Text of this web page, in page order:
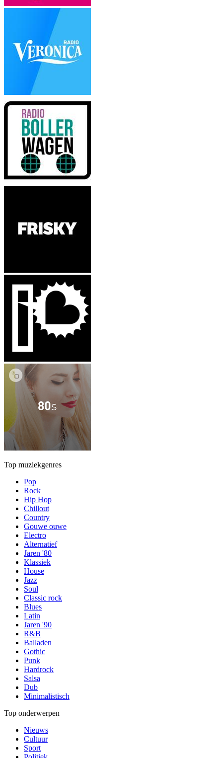
Top muziekgenres
Pop
Rock
Hip Hop
Chillout
Country
Gouwe ouwe
Electro
Alternatief
Jaren '80
Klassiek
House
Jazz
Soul
Classic rock
Blues
Latin
Jaren '90
R&B
Balladen
Gothic
Punk
Hardrock
Salsa
Dub
Minimalistisch
Top onderwerpen
Nieuws
Cultuur
Sport